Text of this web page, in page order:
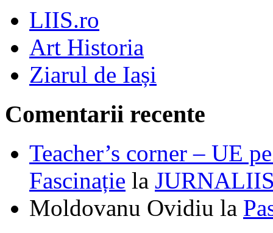
LIIS.ro
Art Historia
Ziarul de Iași
Comentarii recente
Teacher’s corner – UE
Fascinație la
Moldovanu Ovidiu la